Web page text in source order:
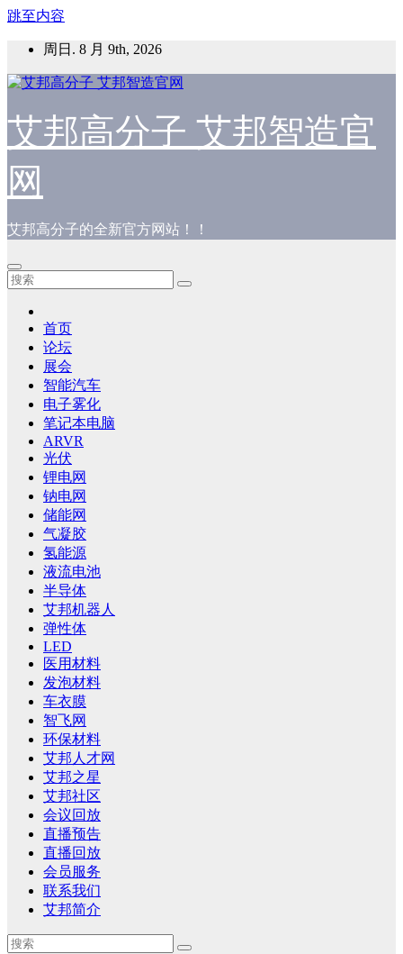
跳至内容
周日. 8 月 9th, 2026
艾邦高分子 艾邦智造官
网
艾邦高分子的全新官方网站！！
首页
论坛
展会
智能汽车
电子雾化
笔记本电脑
ARVR
光伏
锂电网
钠电网
储能网
气凝胶
氢能源
液流电池
半导体
艾邦机器人
弹性体
LED
医用材料
发泡材料
车衣膜
智飞网
环保材料
艾邦人才网
艾邦之星
艾邦社区
会议回放
直播预告
直播回放
会员服务
联系我们
艾邦简介